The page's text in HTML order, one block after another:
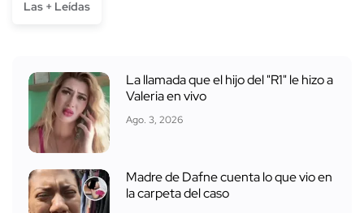
Las + Leídas
La llamada que el hijo del "R1" le hizo a
Valeria en vivo
Ago. 3, 2026
Madre de Dafne cuenta lo que vio en
la carpeta del caso